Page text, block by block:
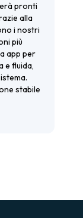
pronti
alla
i nostri
più
app per
e fluida,
stabile